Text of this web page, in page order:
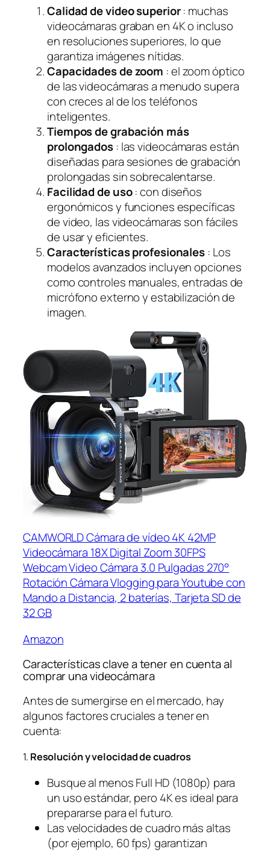
Calidad de video superior: muchas
videocámaras graban en 4K o incluso
en resoluciones superiores, lo que
garantiza imágenes nítidas.
Capacidades de zoom : el zoom óptico
de las videocámaras a menudo supera
con creces al de los teléfonos
inteligentes.
Tiempos de grabación más
prolongados: las videocámaras están
diseñadas para sesiones de grabación
prolongadas sin sobrecalentarse.
Facilidad de uso: con diseños
ergonómicos y funciones específicas
de video, las videocámaras son fáciles
de usar y eficientes.
Características profesionales : Los
modelos avanzados incluyen opciones
como controles manuales, entradas de
micrófono externo y estabilización de
imagen.
CAMWORLD Cámara de vídeo 4K 42MP
Videocámara 18X Digital Zoom 30FPS
Webcam Video Cámara 3.0 Pulgadas 270°
Rotación Cámara Vlogging para Youtube con
Mando a Distancia, 2 baterías, Tarjeta SD de
32 GB
Amazon
Características clave a tener en cuenta al
comprar una videocámara
Antes de sumergirse en el mercado, hay
algunos factores cruciales a tener en
cuenta:
1. Resolución y velocidad de cuadros
Busque al menos Full HD (1080p) para
un uso estándar, pero 4K es ideal para
prepararse para el futuro.
Las velocidades de cuadro más altas
(por ejemplo, 60 fps) garantizan